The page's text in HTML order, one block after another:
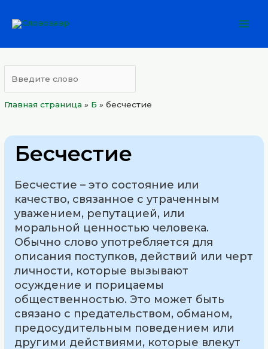
Главная страница » Б »бесчестие
Бесчестие
Бесчестие – это состояние или
качество, связанное с утраченным
уважением, репутацией, или
моральной ценностью человека.
Обычно слово употребляется для
описания поступков, действий или черт
личности, которые вызывают
осуждение и порицаемы
общественностью. Это может быть
связано с предательством, обманом,
предосудительным поведением или
другими действиями, которые влекут